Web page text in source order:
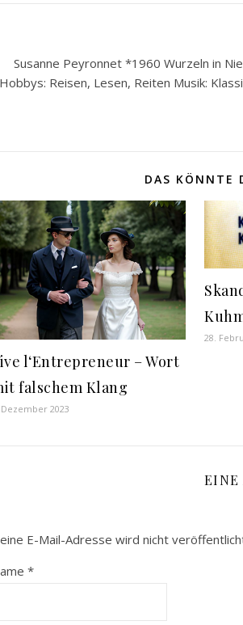
Susanne Peyronnet *1960 Wurzeln in
Hobbys: Reisen, Lesen, Reiten Musik:
DAS KÖNNTE
l‘Entrepreneur – Wort
falschem Klang
2023
28.
EINE
E-Mail-Adresse wird nicht
*